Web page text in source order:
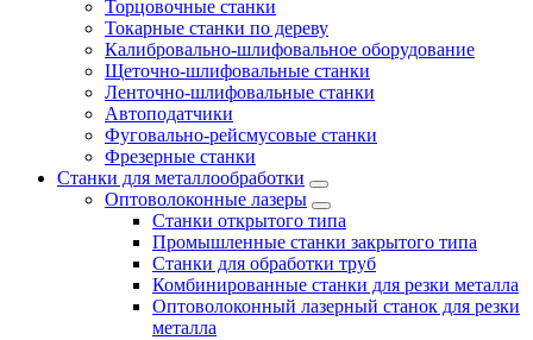
Торцовочные станки
Токарные станки по дереву
Калибровально-шлифовальное оборудование
Щеточно-шлифовальные станки
Ленточно-шлифовальные станки
Автоподатчики
Фуговально-рейсмусовые станки
Фрезерные станки
Станки для металлообработки
Оптоволоконные лазеры
Станки открытого типа
Промышленные станки закрытого типа
Станки для обработки труб
Комбинированные станки для резки металла
Оптоволоконный лазерный станок для резки
металла